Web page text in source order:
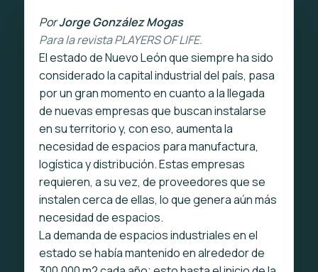
PorJorge González Mogas
Para la revista PLAYERS OF LIFE.
El estado de Nuevo León que siempre ha sido
considerado la capital industrial del país, pasa
por un gran momento en cuanto a la llegada
de nuevas empresas que buscan instalarse
en su territorio y, con eso, aumenta la
necesidad de espacios para manufactura,
logística y distribución. Estas empresas
requieren, a su vez, de proveedores que se
instalen cerca de ellas, lo que genera aún más
necesidad de espacios.
La demanda de espacios industriales en el
estado se había mantenido en alrededor de